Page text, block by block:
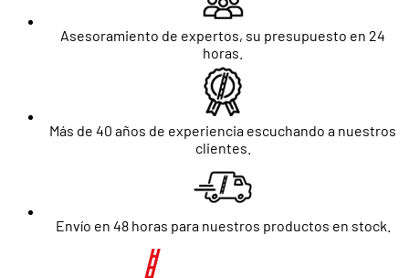
Asesoramiento de expertos, su presupuesto en 24
horas.
Más de 40 años de experiencia escuchando a nuestros
clientes.
Envío en 48 horas para nuestros productos en stock.